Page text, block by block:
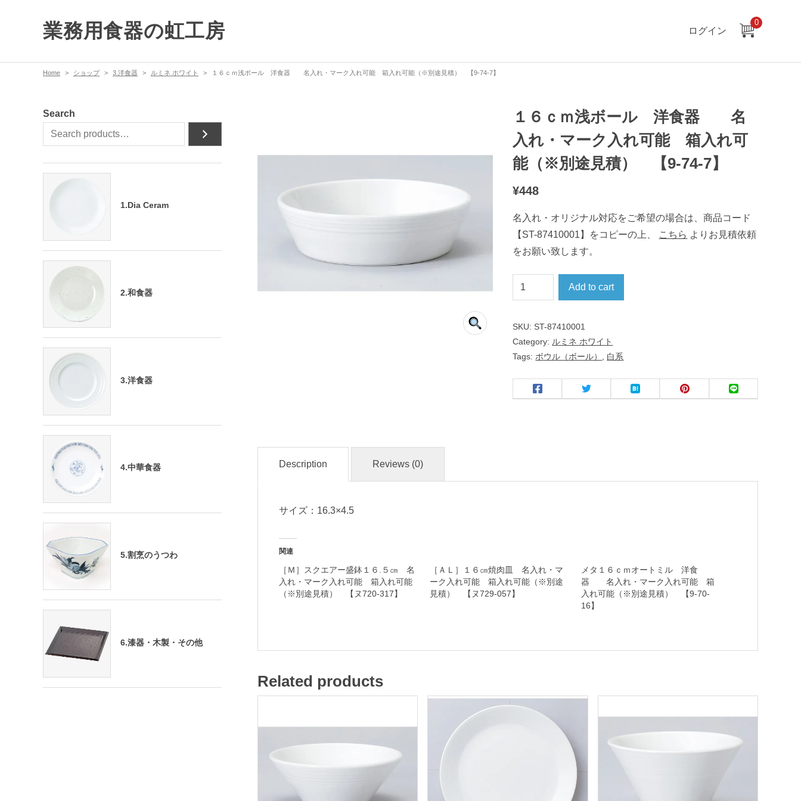
業務用食器の虹工房 ログイン
0
Home ショップ 3.洋食器 ルミネ ホワイト １６ｃｍ浅ボール 洋食器 名入れ・マーク入れ可能 箱入れ可能（※別途見積） 【9-74-7】
１６ｃｍ浅ボール 洋食器 名
入れ・マーク入れ可能 箱入れ可
能（※別途見積） 【9-74-7】
¥448
名入れ・オリジナル対応をご希望の場合は、商品コード
【ST-87410001】をコピーの上、
こちら よりお見積依頼
をお願い致します。
１
６
ｍ
ー
ル
マ
ー
れ
Add to cart
SKU: ST-87410001
Category: ルミネ ホワイト
Tags: ボウル（ボール） 白系
Description Reviews (0)
サイズ：16.3×4.5
関連
［Ｍ］スクエアー盛鉢１６.５㎝ 名
入れ・マーク入れ可能 箱入れ可能
（※別途見積） 【ヌ720-317】
［ＡＬ］１６㎝焼肉皿 名入れ・マ
ーク入れ可能 箱入れ可能（※別途
見積） 【ヌ729-057】
メタ１６ｃｍオートミル 洋食
器 名入れ・マーク入れ可能 箱
入れ可能（※別途見積） 【9-70-
16】
Related products
Search
1.Dia Ceram
2.和食器
3.洋食器
4.中華食器
5.割烹のうつわ
6.漆器・木製・その他